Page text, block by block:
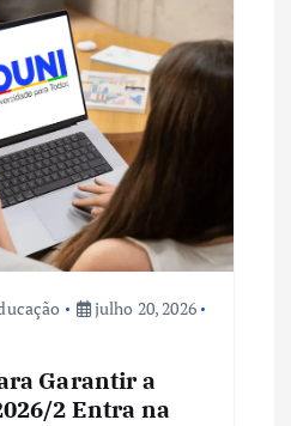
julho 20, 2026
Garantir a
2 Entra na